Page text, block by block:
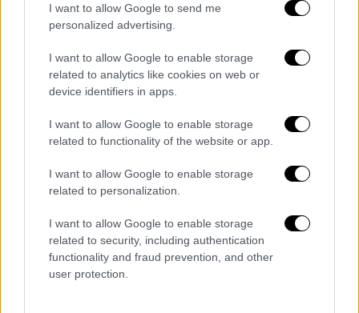
I want to allow Google to send me
personalized advertising.
I want to allow Google to enable storage
related to analytics like cookies on web or
device identifiers in apps.
I want to allow Google to enable storage
related to functionality of the website or app.
I want to allow Google to enable storage
related to personalization.
I want to allow Google to enable storage
related to security, including authentication
functionality and fraud prevention, and other
user protection.
βάρος των γεγονότων, επισημαίνοντας πόσο
εύθραυστη μπορεί ν' αποδειχθεί η
καθημερινότητα. «Δύο σοβαρά γεγονότα, δύο
μεγάλες τραγωδίες μέσα στην ίδια
εβδομάδα. Ξεκινάς να πας στη δουλειά σου
και δεν ξέρεις αν θα γυρίσεις. Φεύγεις για
ένα ταξίδι, για να δεις την αγαπημένη σου
Κλείνοντας την τοποθέτησή του, ο Λάμπρος
Κωνσταντάρας έστειλε μήνυμα ανθρωπιάς
και ενσυναίσθησης, εκφράζοντας τα
συλλυπητήριά του, στις οικογένειες των
θυμάτων και ευχόμενος ταχεία ανάρρωση